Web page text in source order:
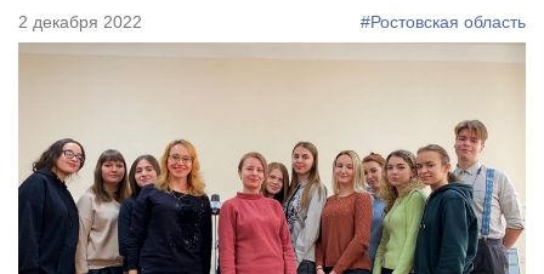
2 декабря 2022 #Ростовская область